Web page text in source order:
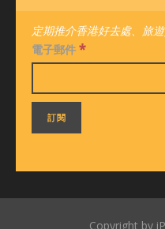
定期推介香港好去處、旅
電子郵件 *
Copyright by